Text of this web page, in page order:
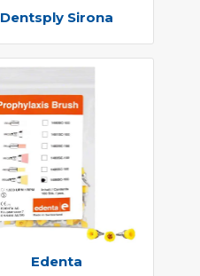
Dentsply Sirona
Edenta